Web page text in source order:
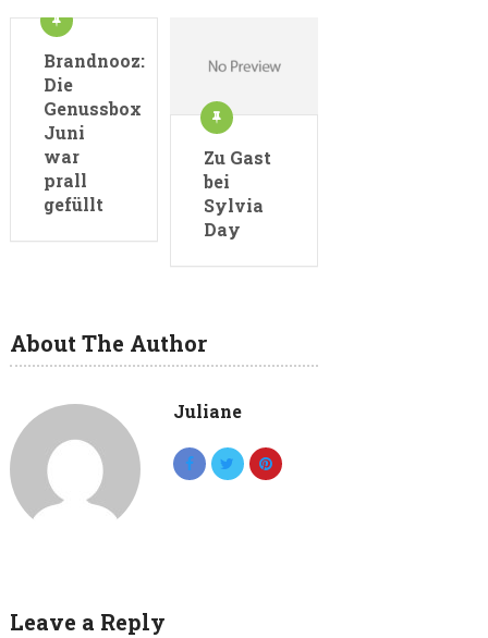
Brandnooz:
Die
Genussbox
Juni
war
prall
gefüllt
Zu Gast
bei
Sylvia
Day
About The Author
Juliane
Leave a Reply